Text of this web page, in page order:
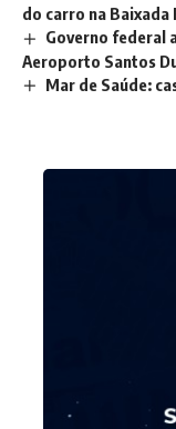
do carro na Baixada
Governo federal
Aeroporto Santos
Mar de Saúde: